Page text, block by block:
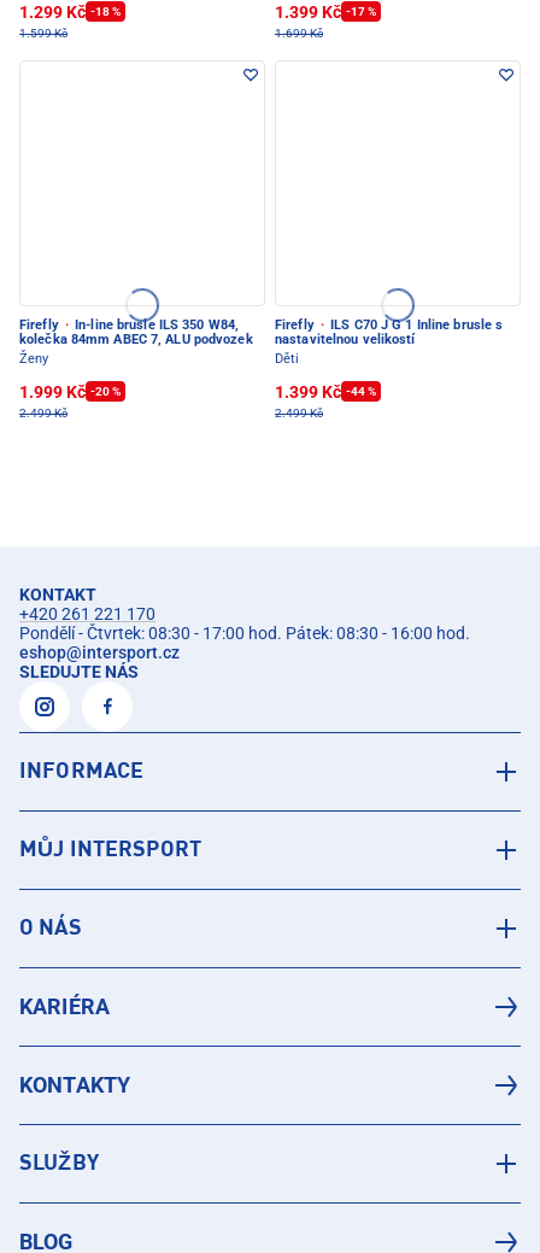
1.299 Kč -18 %
1.599 Kč
1.399 Kč -17 %
1.699 Kč
Firefly ·
In-line brusle ILS 350 W84,
kolečka 84mm ABEC 7, ALU podvozek
Ženy
1.999 Kč -20 %
2.499 Kč
Firefly ·
ILS C70 J G 1 Inline brusle s
nastavitelnou velikostí
Děti
1.399 Kč -44 %
2.499 Kč
KONTAKT
+420 261 221 170
Pondělí - Čtvrtek: 08:30 - 17:00 hod. Pátek: 08:30 - 16:00 hod.
eshop@intersport.cz
SLEDUJTE NÁS
INFORMACE
MŮJ INTERSPORT
O NÁS
KARIÉRA
KONTAKTY
SLUŽBY
BLOG